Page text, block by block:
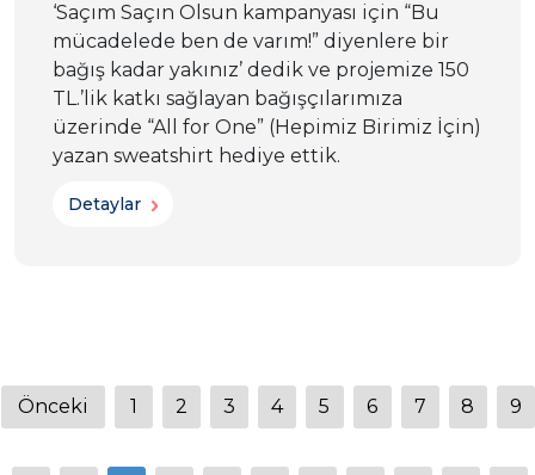
‘Saçım Saçın Olsun kampanyası için “Bu
mücadelede ben de varım!” diyenlere bir
bağış kadar yakınız’ dedik ve projemize 150
TL.’lik katkı sağlayan bağışçılarımıza
üzerinde “All for One” (Hepimiz Birimiz İçin)
yazan sweatshirt hediye ettik.
Detaylar
Önceki 1 2 3 4 5 6 7 8 9